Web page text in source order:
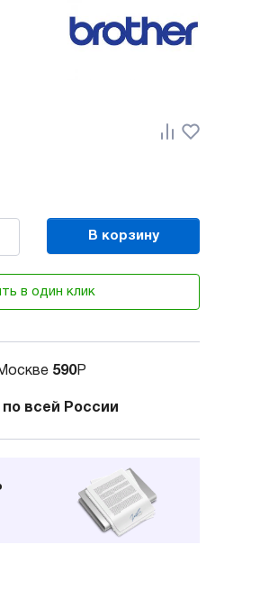
В корзину
в один клик
590Р
всей России